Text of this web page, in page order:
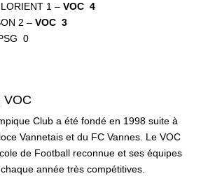
1 – VOC 4
2 – VOC 3
0
VOC
Club a été fondé en 1998 suite à
Vannetais et du FC Vannes. Le VOC
de Football reconnue et ses équipes
année très compétitives.